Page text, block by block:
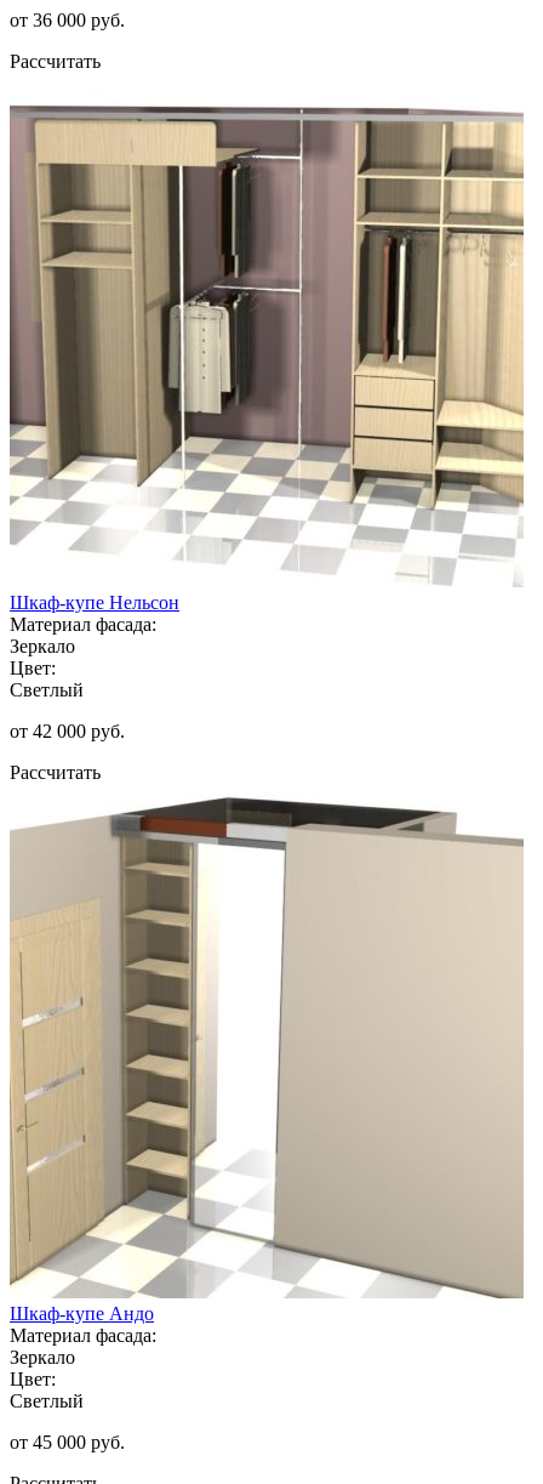
от 36 000 руб.
Рассчитать
Шкаф-купе Нельсон
Материал фасада:
Зеркало
Цвет:
Светлый
от 42 000 руб.
Рассчитать
Шкаф-купе Андо
Материал фасада:
Зеркало
Цвет:
Светлый
от 45 000 руб.